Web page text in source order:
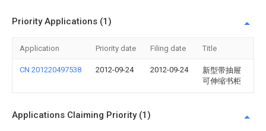
Priority Applications (1)
Application Priority date Filing date Title
CN 201220497538 2012-09-24 2012-09-24
新型带抽屉
可伸缩书柜
Applications Claiming Priority (1)